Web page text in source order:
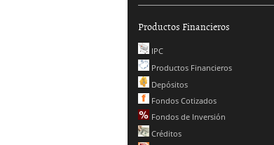
Productos Financieros
IPC
Productos Financieros
Depósitos
Fondos Cotizados
Fondos de Inversión
Créditos